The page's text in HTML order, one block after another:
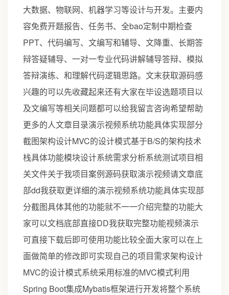
大数据、物联网、机器学习等设计与开发。主要内
容免费开题报告、任务书、全bao定制中期检查
PPT、代码编写、文编写和辅导、文降重、长期答
辩答疑辅导、一对一专业代码讲解辅导答辩、模拟
答辩演练、和理解代码逻辑思路。文末获取源码感
兴趣的可以先收藏起来还有大家在毕设选题项目以
及文编写等相关问题都可以给我留言咨询希望帮助
更多的人文章目录演示视频系统功能具体实现部分
截图架构设计MVC的设计模式基于B/S的架构技术
栈具体功能模块设计系统需求分析系统测试项目相
关文件关于我项目案例源码获取演示视频请文章底
部dd我获取更详细的演示视频系统功能具体实现部
分截图具体其他的功能就不一一介绍完整的功能大
家可以文档底部直接DD我获取完整功能视频演示
可直接下载后即可使用功能比较全面大家可以在上
面做简单的修改即可实现自己的项目需求架构设计
MVC的设计模式系统采用标准的MVC模式利用
Spring Boot集成Mybatis框架进行开发将整个系统